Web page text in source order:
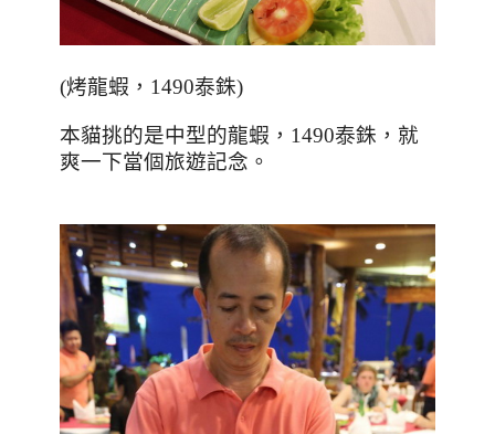
(烤龍蝦， 1490泰銖)
本貓挑的是中型的龍蝦， 1490泰銖，就
爽一下當個旅遊記念。